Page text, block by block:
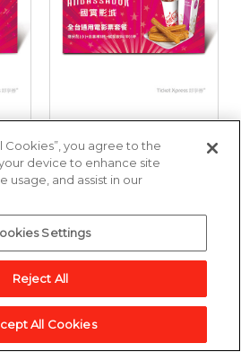
影票套餐好禮即享券
加入兌換清單
Cookies”, you agree to the
device to enhance site
usage, and assist in our
Settings
Reject All
All Cookies